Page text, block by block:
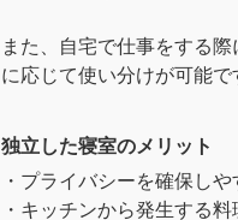
また、自宅で仕事をする
に応じて使い分けが可能で
独立した寝室のメリット
・プライバシーを確保しや
・キッチンから発生する